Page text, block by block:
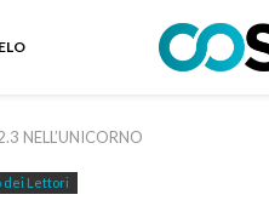
NELL’UNICORNO
dei Lettori